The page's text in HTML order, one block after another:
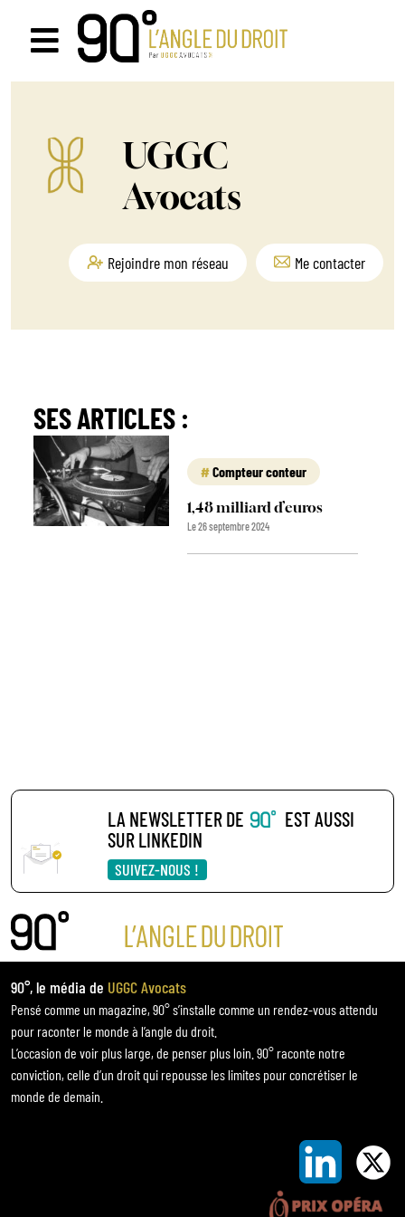
contenuNavigation
bascule
UGGC
Avocats
Rejoindre mon réseau Me contacter
SES ARTICLES :
Compteur conteur
1,48 milliard d’euros
Le 26 septembre 2024
LA NEWSLETTER DE
EST AUSSI
SUR LINKEDIN
SUIVEZ-NOUS !
90°, le média de UGGC Avocats
Pensé comme un magazine, 90° s’installe comme un rendez-vous attendu
pour raconter le monde à l’angle du droit.
L’occasion de voir plus large, de penser plus loin. 90° raconte notre
conviction, celle d’un droit qui repousse les limites pour concrétiser le
monde de demain.